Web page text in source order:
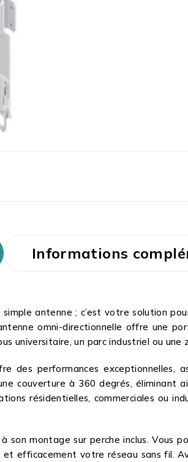
Informations
simple antenne ; c’est votre solution
omni-directionnelle offre une
universitaire, un parc industriel ou
des performances exceptionnelles,
couverture à 360 degrés,
résidentielles, commerciales ou
son montage sur perche inclus.
efficacement votre réseau sans fil.